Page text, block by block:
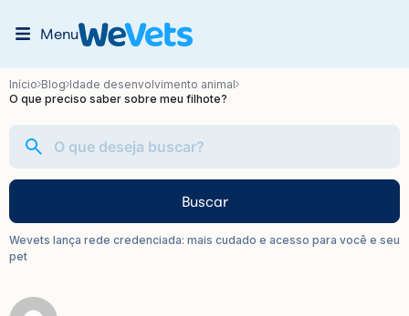
Menu
Início Blog Idade desenvolvimento animal
O que preciso saber sobre meu filhote?
Buscar
Wevets lança rede credenciada: mais cudado e acesso para você e seu
pet